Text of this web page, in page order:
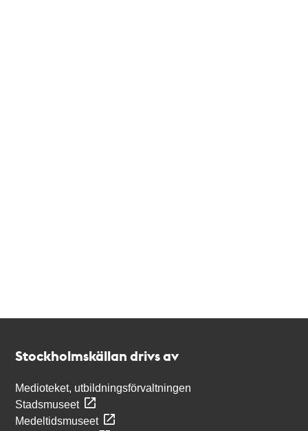
Stockholmskällan drivs av
Medioteket, utbildningsförvaltningen
Stadsmuseet
Medeltidsmuseet